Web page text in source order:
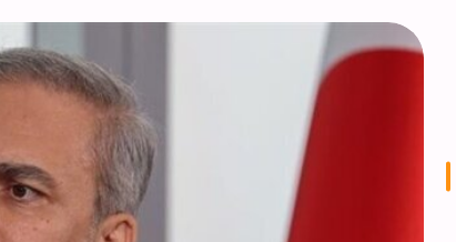
Yahya Sari: Wir haben die
Stellungen der saudischen
Söldner mit ballistischen Raketen
und Drohnen zerschlagen